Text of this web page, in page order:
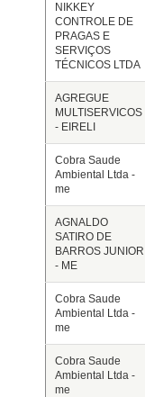
NIKKEY
CONTROLE DE
PRAGAS E
SERVIÇOS
TÉCNICOS LTDA
AGREGUE
MULTISERVICOS
- EIRELI
Cobra Saude
Ambiental Ltda -
me
AGNALDO
SATIRO DE
BARROS JUNIOR
- ME
Cobra Saude
Ambiental Ltda -
me
Cobra Saude
Ambiental Ltda -
me